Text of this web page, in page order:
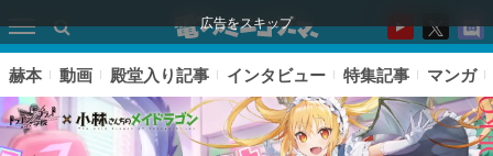
広告をスキップ
赫本 動画 殿堂入り記事 インタビュー 特集記事 マンガ